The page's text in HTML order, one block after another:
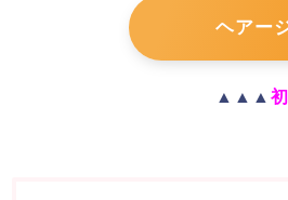
ヘアー
▲▲▲